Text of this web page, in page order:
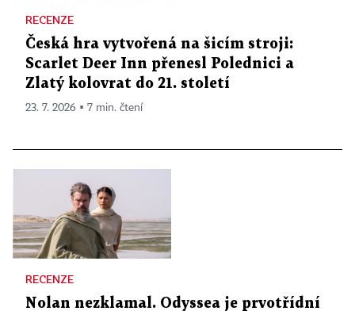
RECENZE
Česká hra vytvořená na šicím stroji:
Scarlet Deer Inn přenesl Polednici a
Zlatý kolovrat do 21. století
23. 7. 2026 ▪ 7 min. čtení
RECENZE
Nolan nezklamal. Odyssea je prvotřídní